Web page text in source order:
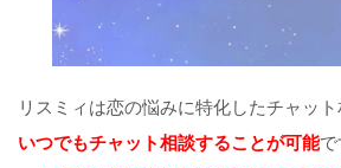
リスミィは恋の悩みに特化したチャット
いつでもチャット相談することが可能で